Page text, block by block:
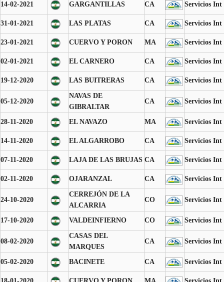
14-02-2021 GARGANTILLAS CA Servicios Int
31-01-2021 LAS PLATAS CA Servicios Int
23-01-2021 CUERVO Y PORON MA Servicios Int
02-01-2021 EL CARNERO CA Servicios Int
19-12-2020 LAS BUITRERAS CA Servicios Int
05-12-2020
NAVAS DE
GIBRALTAR
CA Servicios Int
28-11-2020 EL NAVAZO MA Servicios Int
14-11-2020 EL ALGARROBO CA Servicios Int
07-11-2020 LAJA DE LAS BRUJAS CA Servicios Int
02-11-2020 OJARANZAL CA Servicios Int
24-10-2020
CERREJÓN DE LA
ALCARRIA
CO Servicios Int
17-10-2020 VALDEINFIERNO CO Servicios Int
08-02-2020
CASAS DEL
MARQUES
CA Servicios Int
05-02-2020 BACINETE CA Servicios Int